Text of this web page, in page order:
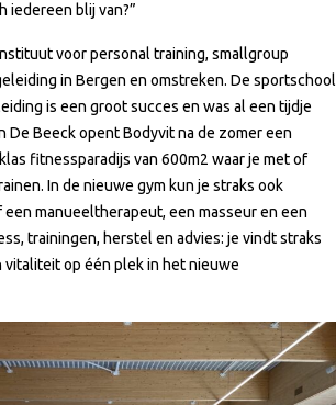
iedereen blij van?”
voor personal training, smallgroup
in Bergen en omstreken. De sportschool
is een groot succes en was al een tijdje
De Beeck opent Bodyvit na de zomer een
fitnessparadijs van 600m2 waar je met of
In de nieuwe gym kun je straks ook
manueeltherapeut, een masseur en een
trainingen, herstel en advies: je vindt straks
vitaliteit op één plek in het nieuwe